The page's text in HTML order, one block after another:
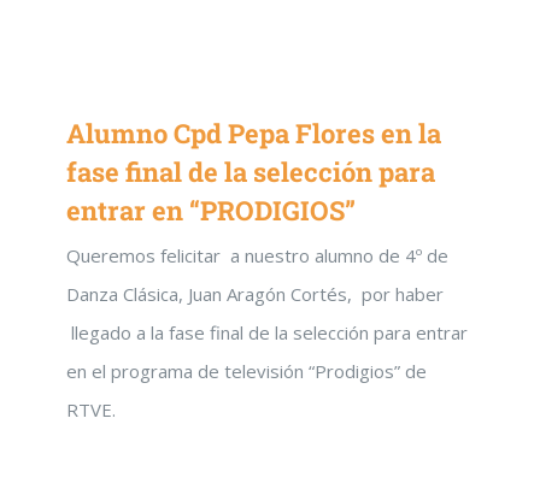
Alumno Cpd Pepa Flores en la
fase final de la selección para
entrar en “PRODIGIOS”
Queremos felicitar a nuestro alumno de 4º de
Danza Clásica, Juan Aragón Cortés, por haber
llegado a la fase final de la selección para entrar
en el programa de televisión “Prodigios” de
RTVE.